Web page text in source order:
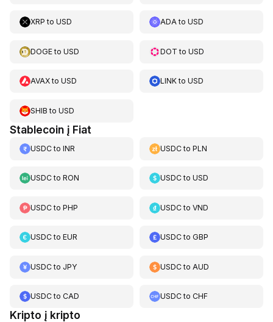
XRP to USD ADAtoUSD
DOGEto USD DOT toUSD
AVAXto USD LINKtoUSD
SHIB to USD
Stablecoin į Fiat
USDCto INR USDCtoPLN
USDCto RON USDCtoUSD
USDCto PHP USDCtoVND
USDCto EUR USDCtoGBP
USDCto JPY USDCto AUD
USDCto CAD USDCtoCHF
Kripto į kripto